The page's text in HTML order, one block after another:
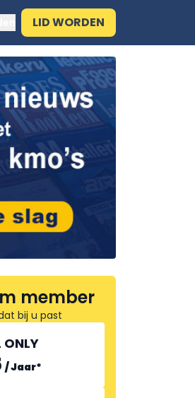
LID WORDEN
member
bij u past
ONLY
/Jaar*